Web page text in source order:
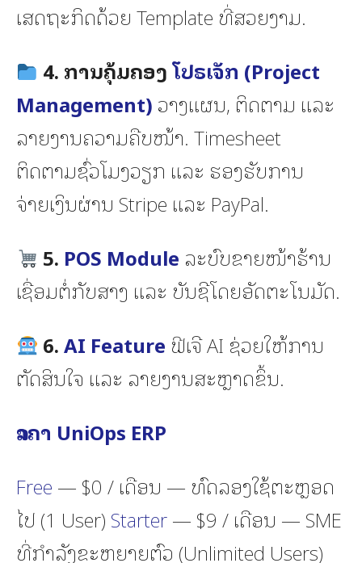
ເສດຖະກິດດ້ວຍ Template ທີ່ສວຍງາມ.
4. ການຄຸ້ມຄອງໂປຣເຈັກ (Project
Management) ວາງແຜນ, ຕິດຕາມ ແລະ
ລາຍງານຄວາມຄືບໜ້າ. Timesheet
ຕິດຕາມຊົ່ວໂມງວຽກ ແລະ ຮອງຮັບການ
ຈ່າຍເງິນຜ່ານ Stripe ແລະ PayPal.
5. POS Module ລະບົບຂາຍໜ້າຮ້ານ
ເຊື່ອມຕໍ່ກັບສາງ ແລະ ບັນຊີໂດຍອັດຕະໂນມັດ.
6.AI Feature ຟີເຈີ AI ຊ່ວຍໃຫ້ການ
ຕັດສິນໃຈ ແລະ ລາຍງານສະຫຼາດຂຶ້ນ.
ລາຄາ UniOps ERP
Free — $0 / ເດືອນ — ທົດລອງໃຊ້ຕະຫຼອດ
ໄປ (1 User) Starter— $9 / ເດືອນ — SME
ທີ່ກຳລັງຂະຫຍາຍຕົວ (Unlimited Users)